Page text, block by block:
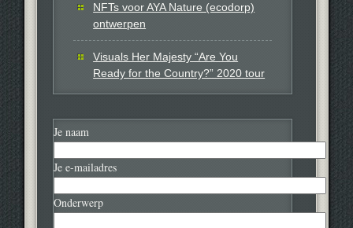
NFTs voor AYA Nature (ecodorp)
ontwerpen
Visuals Her Majesty “Are You
Ready for the Country?” 2020 tour
Je naam
Je e-mailadres
Onderwerp